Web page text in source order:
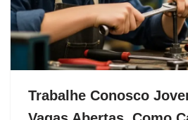
Trabalhe Conosco